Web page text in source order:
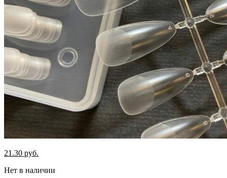
21.30 руб.
Нет в наличии